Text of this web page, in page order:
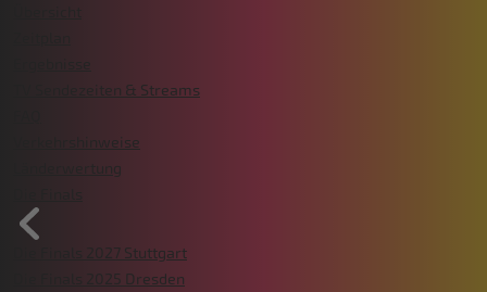
TV Sendezeiten & Streams
Verkehrshinweise
Länderwertung
Die Finals 2027 Stuttgart
Die Finals 2025 Dresden